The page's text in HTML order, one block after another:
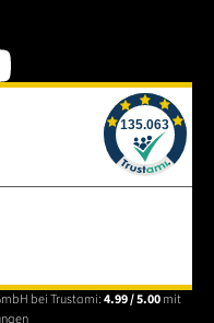
Tab.
bei Trustami:4.99 / 5.00mit